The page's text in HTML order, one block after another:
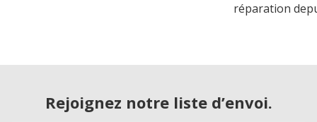
réparation
Rejoignez notre liste d’envoi.